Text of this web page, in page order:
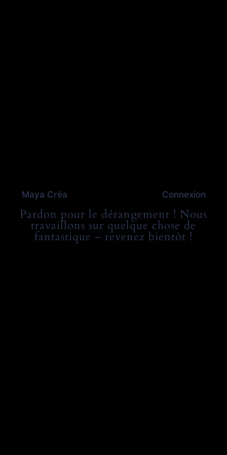
Maya Créa Connexion
Pardon pour le dérangement ! Nous
travaillons sur quelque chose de
fantastique – revenez bientôt !